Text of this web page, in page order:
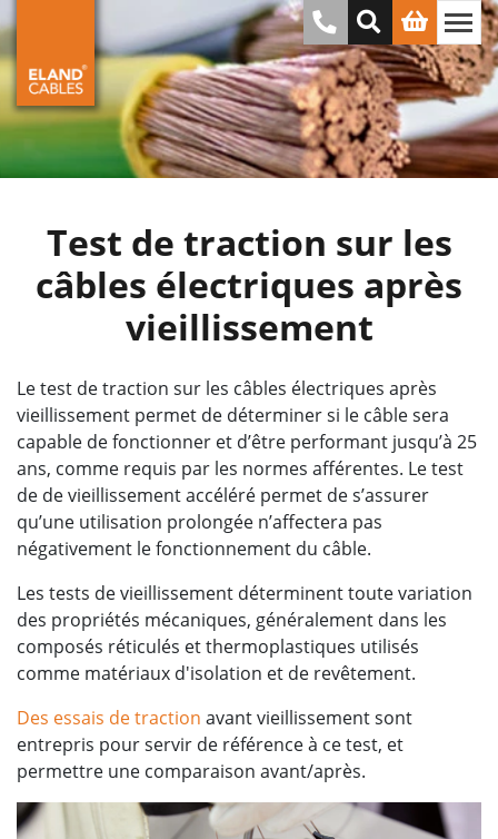
Test de traction sur les
câbles électriques après
vieillissement
Le test de traction sur les câbles électriques après
vieillissement permet de déterminer si le câble sera
capable de fonctionner et d’être performant jusqu’à 25
ans, comme requis par les normes afférentes. Le test
de de vieillissement accéléré permet de s’assurer
qu’une utilisation prolongée n’affectera pas
négativement le fonctionnement du câble.
Les tests de vieillissement déterminent toute variation
des propriétés mécaniques, généralement dans les
composés réticulés et thermoplastiques utilisés
comme matériaux d'isolation et de revêtement.
Des essais de traction avant vieillissement sont
entrepris pour servir de référence à ce test, et
permettre une comparaison avant/après.